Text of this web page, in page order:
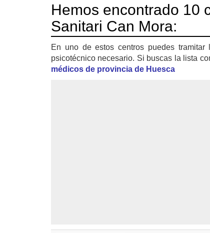
Hemos encontrado 10
Sanitari Can Mora:
En uno de estos centros puedes
psicotécnico necesario. Si buscas la lista
médicos de provincia de Huesca